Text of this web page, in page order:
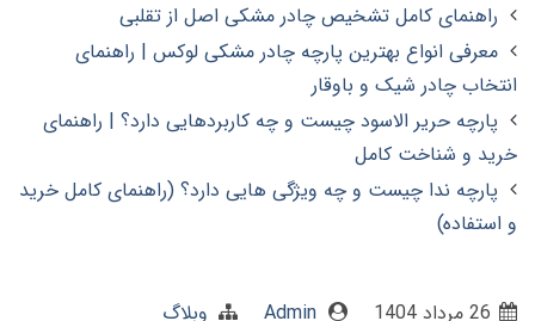
راهنمای کامل تشخیص چادر مشکی اصل از تقلبی
معرفی انواع بهترین پارچه چادر مشکی لوکس | راهنمای
انتخاب چادر شیک و باوقار
پارچه حریر الاسود چیست و چه کاربردهایی دارد؟ | راهنمای
خرید و شناخت کامل
پارچه ندا چیست و چه ویژگی هایی دارد؟ (راهنمای کامل خرید
و استفاده)
Admin وبلاگ